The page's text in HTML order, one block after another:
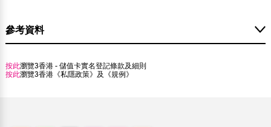
參考資料
按此瀏覽3香港 - 儲值卡實名登記條款及細則
按此瀏覽3香港《私隱政策》及《規例》